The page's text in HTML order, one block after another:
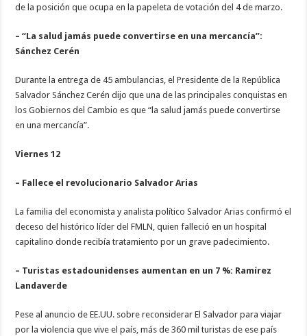
de la posición que ocupa en la papeleta de votación del 4 de marzo.
– “La salud jamás puede convertirse en una mercancía”:
Sánchez Cerén
Durante la entrega de 45 ambulancias, el Presidente de la República
Salvador Sánchez Cerén dijo que una de las principales conquistas en
los Gobiernos del Cambio es que “la salud jamás puede convertirse
en una mercancía”.
Viernes 12
– Fallece el revolucionario Salvador Arias
La familia del economista y analista político Salvador Arias confirmó el
deceso del histórico líder del FMLN, quien falleció en un hospital
capitalino donde recibía tratamiento por un grave padecimiento.
– Turistas estadounidenses aumentan en un 7 %: Ramírez
Landaverde
Pese al anuncio de EE.UU. sobre reconsiderar El Salvador para viajar
por la violencia que vive el país, más de 360 mil turistas de ese país